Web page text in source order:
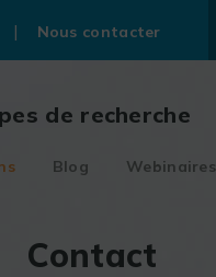
Nous contacter
de recherche
Blog Webinaires
Contact